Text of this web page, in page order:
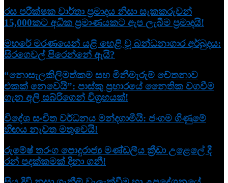
රස පරීක්ෂක වාර්තා ප්‍රමාදය නිසා සැකකරුවන්
15,000කට අධික ප්‍රමාණයකට ඇප ලැබීම ප්‍රමාදයි!
මහරේ මරණයෙන් යළි හෙළි වූ බන්ධනාගාර අර්බුදය:
සිරගෙවල් පිරෙන්නේ ඇයි?
“නොසැලකිලිමත්කම සහ මිනීමැරුම් චේතනාව
එකක් නෙවෙයි”: පාස්කු ප්‍රහාරයේ නෛතික වගවීම
ගැන අලි සබ්රිගෙන් විග්‍රහයක්!
විදේශ සංචිත වර්ධනය මන්දගාමීයි: ජංගම ගිණුමේ
හිඟය නැවත මතුවෙයි!
රුමේෂ් තරංග පොදුරාජ්‍ය මණ්ඩලීය ක්‍රීඩා උළෙලේ දී
රන් පදක්කමක් දිනා ගනී!